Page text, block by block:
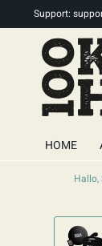
Support:
HOME